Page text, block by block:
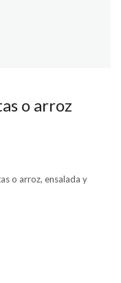
o arroz
o arroz, ensalada y